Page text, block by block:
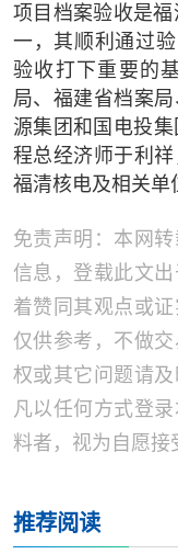
项目档案验收是
一，其顺利通过
验收打下重要的
局、福建省档案
源集团和国电投
程总经济师于利
福清核电及相关单
免责声明：本网
信息，登载此文
着赞同其观点或
仅供参考，不做
权或其它问题请及
凡以任何方式登
料者，视为自愿接
推荐阅读